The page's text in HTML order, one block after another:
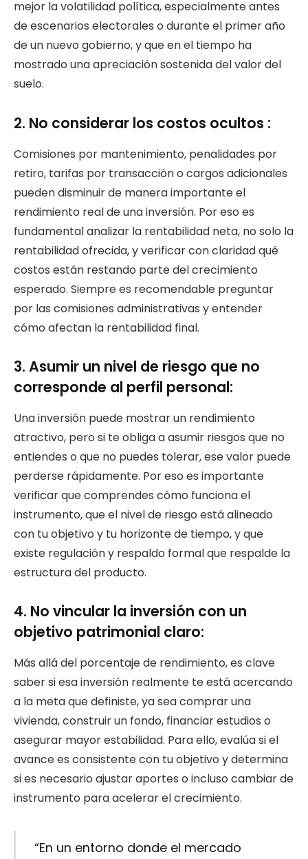
mejor la volatilidad política, especialmente antes
de escenarios electorales o durante el primer año
de un nuevo gobierno, y que en el tiempo ha
mostrado una apreciación sostenida del valor del
suelo.
2. No considerar los costos ocultos :
Comisiones por mantenimiento, penalidades por
retiro, tarifas por transacción o cargos adicionales
pueden disminuir de manera importante el
rendimiento real de una inversión. Por eso es
fundamental analizar la rentabilidad neta, no solo la
rentabilidad ofrecida, y verificar con claridad qué
costos están restando parte del crecimiento
esperado. Siempre es recomendable preguntar
por las comisiones administrativas y entender
cómo afectan la rentabilidad final.
3. Asumir un nivel de riesgo que no
corresponde al perfil personal:
Una inversión puede mostrar un rendimiento
atractivo, pero si te obliga a asumir riesgos que no
entiendes o que no puedes tolerar, ese valor puede
perderse rápidamente. Por eso es importante
verificar que comprendes cómo funciona el
instrumento, que el nivel de riesgo está alineado
con tu objetivo y tu horizonte de tiempo, y que
existe regulación y respaldo formal que respalde la
estructura del producto.
4. No vincular la inversión con un
objetivo patrimonial claro:
Más allá del porcentaje de rendimiento, es clave
saber si esa inversión realmente te está acercando
a la meta que definiste, ya sea comprar una
vivienda, construir un fondo, financiar estudios o
asegurar mayor estabilidad. Para ello, evalúa si el
avance es consistente con tu objetivo y determina
si es necesario ajustar aportes o incluso cambiar de
instrumento para acelerar el crecimiento.
“En un entorno donde el mercado